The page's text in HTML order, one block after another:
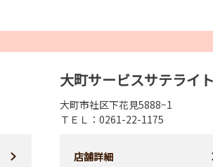
大町サービスサテライト
大町市社区下花見5888−1
ＴＥＬ：0261-22-1175
店舗詳細